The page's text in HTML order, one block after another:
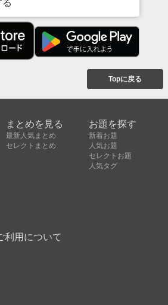
Topに戻る
まとめを見る
最新人気まとめ
セレクトまとめ
お題を探す
新着お題
人気お題
セレクトお題
人気タグ
利用について